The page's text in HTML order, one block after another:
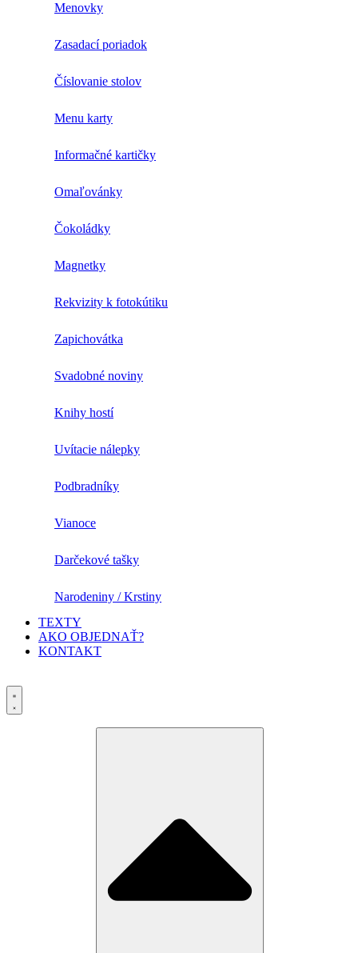
Menovky
Zasadací poriadok
Číslovanie stolov
Menu karty
Informačné kartičky
Omaľovánky
Čokoládky
Magnetky
Rekvizity k fotokútiku
Zapichovátka
Svadobné noviny
Knihy hostí
Uvítacie nálepky
Podbradníky
Vianoce
Darčekové tašky
Narodeniny / Krstiny
TEXTY
AKO OBJEDNAŤ?
KONTAKT